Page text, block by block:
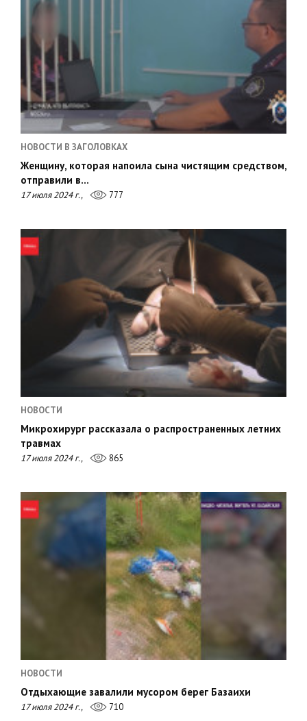
НОВОСТИ В ЗАГОЛОВКАХ
Женщину, которая напоила сына чистящим средством,
отправили в…
17 июля 2024 г., 777
НОВОСТИ
Микрохирург рассказала о распространенных летних
травмах
17 июля 2024 г., 865
НОВОСТИ
Отдыхающие завалили мусором берег Базаихи
17 июля 2024 г., 710